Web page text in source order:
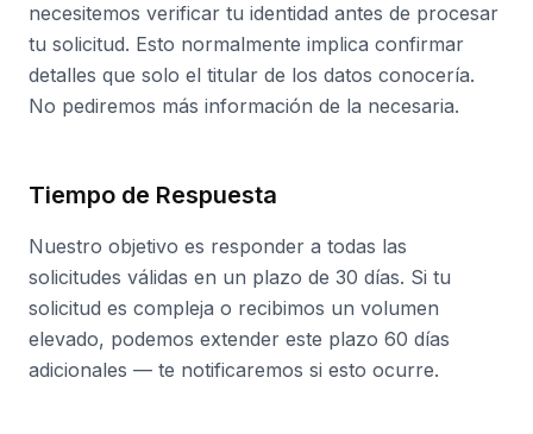
necesitemos verificar tu identidad antes de procesar
tu solicitud. Esto normalmente implica confirmar
detalles que solo el titular de los datos conocería.
No pediremos más información de la necesaria.
Tiempo de Respuesta
Nuestro objetivo es responder a todas las
solicitudes válidas en un plazo de 30 días. Si tu
solicitud es compleja o recibimos un volumen
elevado, podemos extender este plazo 60 días
adicionales — te notificaremos si esto ocurre.